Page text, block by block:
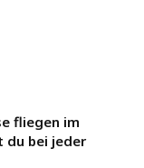
fliegen im
du bei jeder